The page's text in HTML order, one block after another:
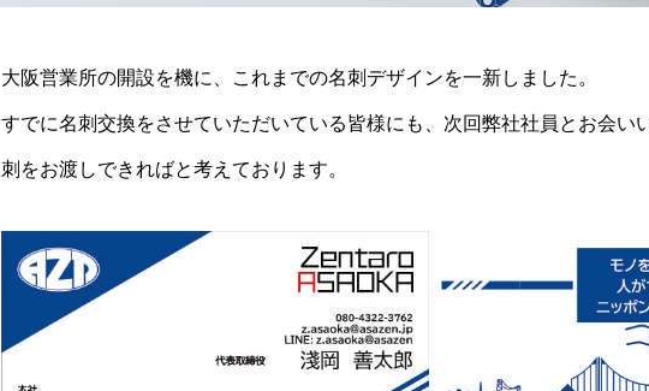
大阪営業所の開設を機に、これまでの名刺デザインを一新しました。
すでに名刺交換をさせていただいている皆様にも、次回弊社社員とお会い
刺をお渡しできればと考えております。